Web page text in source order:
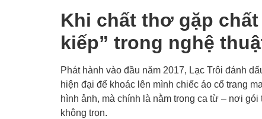
Khi chất thơ gặp
kiếp” trong nghệ
Phát hành vào đầu năm 2017, Lạc Trôi đánh
hiện đại để khoác lên mình chiếc áo cổ trang
hình ảnh, mà chính là nằm trong ca từ – nơi
không trọn.